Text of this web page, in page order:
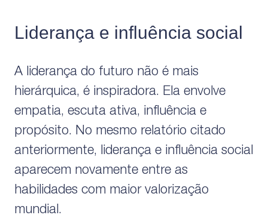
Liderança e influência social
A liderança do futuro não é mais
hierárquica, é inspiradora. Ela envolve
empatia, escuta ativa, influência e
propósito. No mesmo relatório citado
anteriormente, liderança e influência social
aparecem novamente entre as
habilidades com maior valorização
mundial.